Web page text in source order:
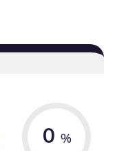
0 %